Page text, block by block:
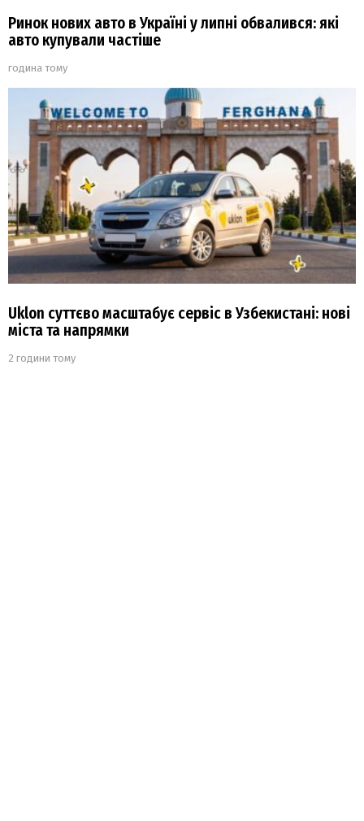
Ринок нових авто в Україні у липні обвалився: які
авто купували частіше
година тому
Uklon суттєво масштабує сервіс в Узбекистані: нові
міста та напрямки
2 години тому